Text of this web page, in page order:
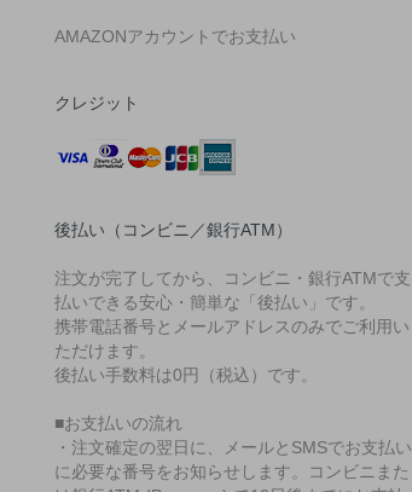
AMAZONアカウントでお支払い
クレジット
後払い（コンビニ／銀行ATM）
注文が完了してから、コンビニ・銀行ATMで支
払いできる安心・簡単な「後払い」です。
携帯電話番号とメールアドレスのみでご利用い
ただけます。
後払い手数料は0円（税込）です。
■お支払いの流れ
・注文確定の翌日に、メールとSMSでお支払い
に必要な番号をお知らせします。コンビニまた